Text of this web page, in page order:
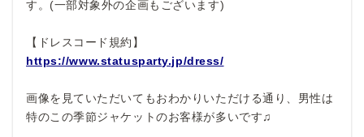
す。(一部対象外の企画もございます)
【ドレスコード規約】
https://www.statusparty.jp/dress/
画像を見ていただいてもおわかりいただける通り、男性は
特のこの季節ジャケットのお客様が多いです♫